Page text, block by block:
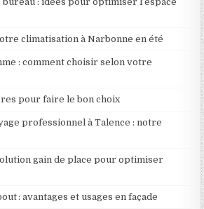
climatisation à Narbonne en été
: comment choisir selon votre
pour faire le bon choix
professionnel à Talence : notre
gain de place pour optimiser
: avantages et usages en façade